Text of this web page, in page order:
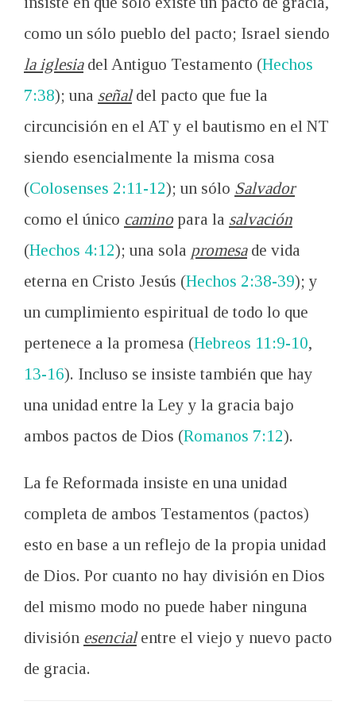
como un sólo pueblo del pacto; Israel siendo
la iglesiadel Antiguo Testamento (Hechos
7:38); una señaldel pacto que fue la
circuncisión en el AT y el bautismo en el NT
siendo esencialmente la misma cosa
(Colosenses 2:11-12); un sólo Salvador
como el único caminopara la salvación
(Hechos 4:12); una sola promesade vida
eterna en Cristo Jesús (Hechos 2:38-39); y
un cumplimiento espiritual de todo lo que
pertenece a la promesa (Hebreos 11:9-10,
13-16). Incluso se insiste también que hay
una unidad entre la Ley y la gracia bajo
ambos pactos de Dios (Romanos 7:12).
La fe Reformada insiste en una unidad
completa de ambos Testamentos (pactos)
esto en base a un reflejo de la propia unidad
de Dios. Por cuanto no hay división en Dios
del mismo modo no puede haber ninguna
división esencialentre el viejo y nuevo pacto
de gracia.